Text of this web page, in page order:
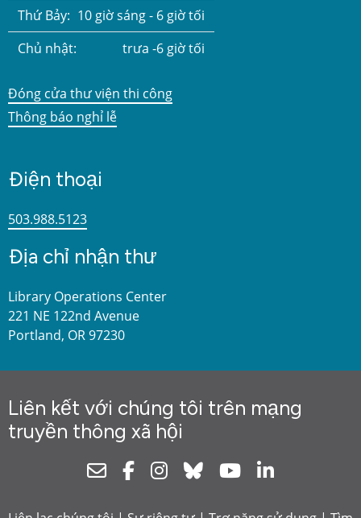
Thứ Bảy: 10 giờ sáng - 6 giờ tối
Chủ nhật:
trưa -6 giờ tối
Đóng cửa thư viện thi công
Thông báo nghỉ lễ
Điện thoại
503.988.5123
Địa chỉ nhận thư
Library Operations Center
221 NE 122nd Avenue
Portland, OR 97230
Liên kết với chúng tôi trên mạng
truyền thông xã hội
NewsletterFacebookInstagram
Bluesky Youtube